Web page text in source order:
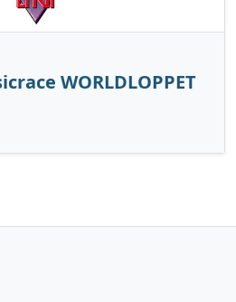
WORLDLOPPET